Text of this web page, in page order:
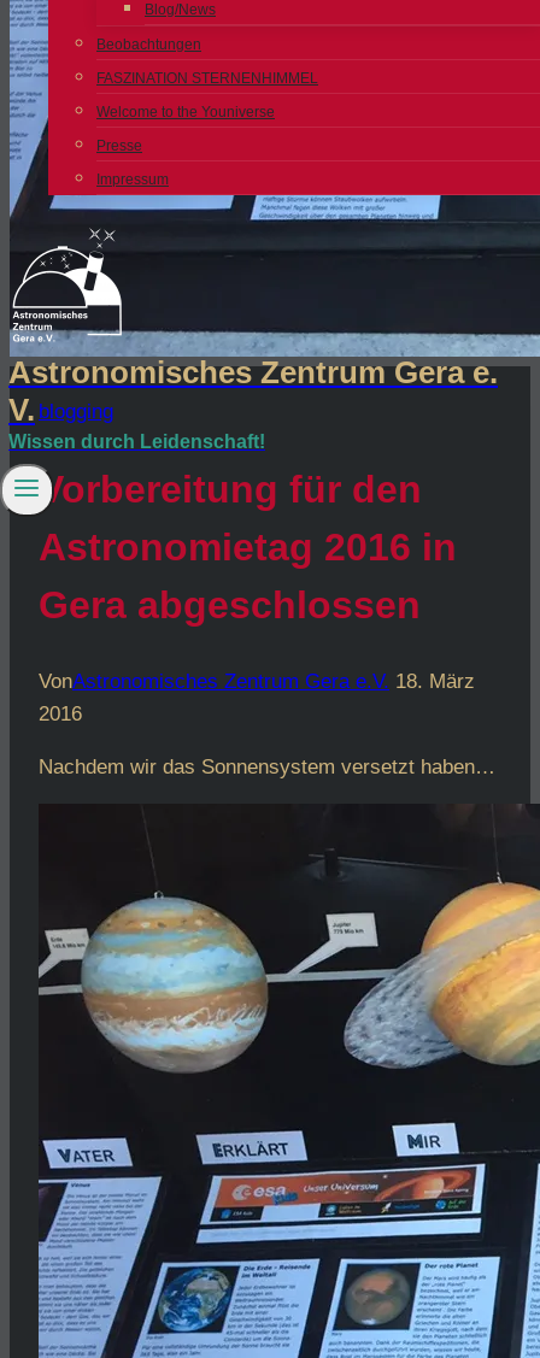
Blog/News
Beobachtungen
FASZINATION STERNENHIMMEL
Welcome to the Youniverse
Presse
Impressum
Astronomisches Zentrum Gera e.
V.
Wissen durch Leidenschaft!
blogging
Vorbereitung für den
Astronomietag 2016 in
Gera abgeschlossen
VonAstronomisches Zentrum Gera e.V. 18. März
2016
Nachdem wir das Sonnensystem versetzt haben…